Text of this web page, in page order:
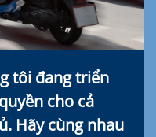
tôi đang triển
cho cả
Hãy cùng nhau